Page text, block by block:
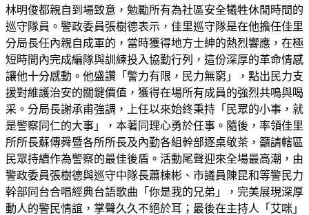
林明俊都親自到場致意，勉勵所有為社區安全犧牲休閒時間的
巡守隊員。警政委員張樹德表示，佳里巡守隊是在他擔任佳里
分局長任內親自成軍的，當時獲得地方士紳的熱烈響應，在極
短時間內完成編隊與訓練投入協勤行列，這份深厚的革命情感
讓他十分感動。他盛讚「警力有限，民力無窮」，點出民力支
援對維護治安的關鍵價值，獲得在場所有成員的強烈共鳴與喝
采。分局長謝承甫強調，上任以來始終秉持「民眾的小事，就
是警察同仁的大事」，本著同理心勇於任事。隨後，率領佳里
所所長蘇傳舜暨各所所長及內勤各組幹部逐桌敬茶，籲請轄區
民眾持續作為警察的最佳後盾。活動尾聲迎來全場最高潮，由
警政委員張樹德與巡守中隊長蕭棟彬、市議員陳昆和等警民力
幹部同台合唱經典台語歌曲「你是我的兄弟」，完美展現深厚
動人的警民情誼，掌聲久久不絕於耳；最後在主持人「艾咪」